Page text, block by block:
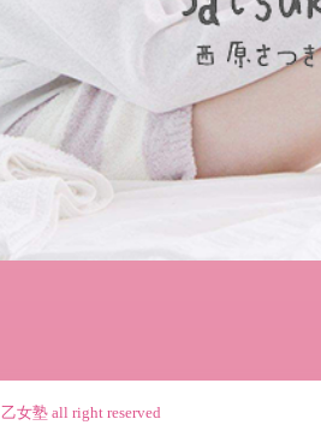
乙女塾all right reserved